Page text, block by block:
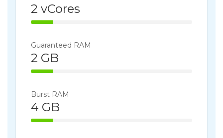
2 vCores
14% Complete
Guaranteed RAM
2 GB
14% Complete
Burst RAM
4 GB
14% Complete